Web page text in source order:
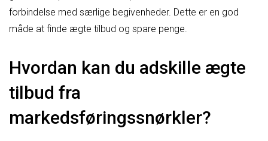
forbindelse med særlige begivenheder. Dette er en god
måde at finde ægte tilbud og spare penge.
Hvordan kan du adskille ægte
tilbud fra
markedsføringssnørkler?